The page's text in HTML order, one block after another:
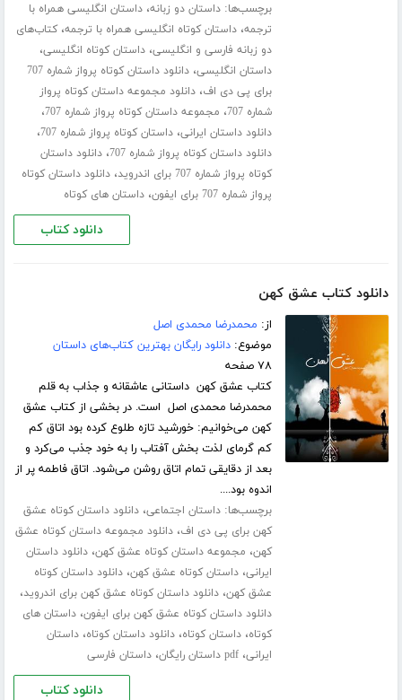
برچسب‌ها:داستان دو زبانه،داستان انگلیسی همراه با
ترجمه،داستان کوتاه انگلیسی همراه با ترجمه،کتاب‌های
دو زبانه فارسی و انگلیسی،داستان کوتاه انگلیسی،
داستان انگلیسی،
دانلود داستان کوتاه پرواز شماره 707
برای پی دی اف،دانلود مجموعه داستان کوتاه پرواز
شماره 707
، مجموعه داستان کوتاه پرواز شماره 707 ،
دانلود داستان ایرانی،داستان کوتاه پرواز شماره 707 ،
دانلود داستان کوتاه پرواز شماره 707 ،دانلود داستان
کوتاه پرواز شماره 707 برای اندروید
،دانلود داستان کوتاه
پرواز شماره 707 برای ایفون
،داستان های کوتاه
دانلود کتاب
دانلود کتاب عشق کهن
از: محمدرضا محمدی اصل
موضوع:دانلود رایگان بهترین کتاب‌های داستان
۷۸ صفحه
کتاب عشق کهن داستانی عاشقانه و جذاب به قلم
محمدرضا محمدی اصل است. در بخشی از کتاب عشق
کهن می‌خوانیم: خورشید تازه طلوع کرده بود اتاق کم
کم گرمای لذت بخش آفتاب را به خود جذب می‌کرد و
بعد از دقایقی تمام اتاق روشن می‌شود. اتاق فاطمه پر از
اندوه بود....
برچسب‌ها:داستان اجتماعی،دانلود داستان کوتاه عشق
کهن برای پی دی اف،دانلود مجموعه داستان کوتاه عشق
کهن، مجموعه داستان کوتاه عشق کهن،دانلود داستان
ایرانی،داستان کوتاه عشق کهن،دانلود داستان کوتاه
عشق کهن،دانلود داستان کوتاه عشق کهن برای اندروید،
دانلود داستان کوتاه عشق کهن برای ایفون،داستان های
کوتاه،داستان کوتاه،دانلود داستان کوتاه،داستان
ایرانی،pdf داستان رایگان ،داستان فارسی
دانلود کتاب